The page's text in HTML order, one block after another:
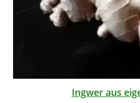
Ingwer aus